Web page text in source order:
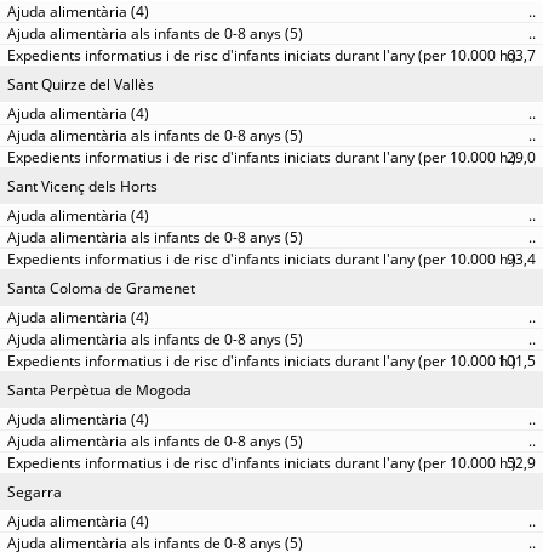
..
..
63,7
Sant Quirze del Vallès
..
..
29,0
Sant Vicenç dels Horts
..
..
93,4
Santa Coloma de Gramenet
..
..
101,5
Santa Perpètua de Mogoda
..
..
52,9
Segarra
..
..